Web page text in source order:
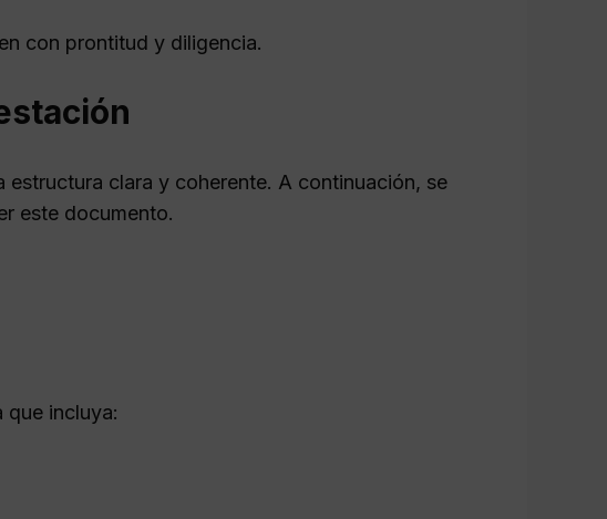
con prontitud y diligencia.
clara y coherente. A continuación, se
este documento.
que incluya: